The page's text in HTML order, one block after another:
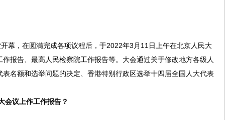
幕，在圆满完成各项议程后，于2022年3月11日上午在北京人民大
报告、最高人民检察院工作报告等。大会通过关于修改地方各级人
名额和选举问题的决定、香港特别行政区选举十四届全国人大代表
会议上作工作报告？